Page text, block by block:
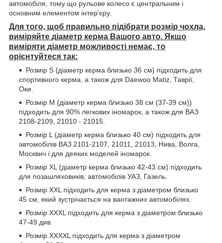
автомобіля, тому що рульове колесо є центральним і
основним елементом інтер'єру.
Для того, щоб правильно підібрати розмір чохла,
виміряйте діаметр керма Вашого авто. Якщо
виміряти діаметр можливості немає, то
орієнтуйтеся так:
Розмір S (діаметр керма близько 36 см) підходить для
спортивного керма, а також для Daewoo Matiz, Таврії,
Оки.
Розмір М (діаметр керма близько 38 см (37-39 см))
підходить для 90% легкових іномарок, а також для ВАЗ
2108-2109, 21010 - 21015.
Розмір L (діаметр керма близько 40 см) підходить для
автомобілів ВАЗ 2101-2107, 21011, 21013, Нива, Волга,
Москвич і для деяких моделей іномарок.
Розмір XL (діаметр керма близько 42-43 см) підходить
для позашляховиків, автомобілів УАЗ, Газель.
Розмір XXL підходить для керма з діаметром близько
45 см, який зустрічається на вантажних автомобілях.
Розмір XXXL підходить для керма з діаметром близько
47-49 див.
Розмір XXXXL підходить для керма з діаметром